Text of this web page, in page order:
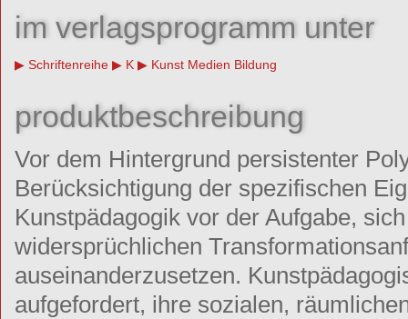
im verlagsprogramm unter
Schriftenreihe K Kunst Medien Bildung
produktbeschreibung
Vor dem Hintergrund persistenter
Berücksichtigung der spezifischen
Kunstpädagogik vor der Aufgabe,
widersprüchlichen
auseinanderzusetzen.
aufgefordert, ihre sozialen,